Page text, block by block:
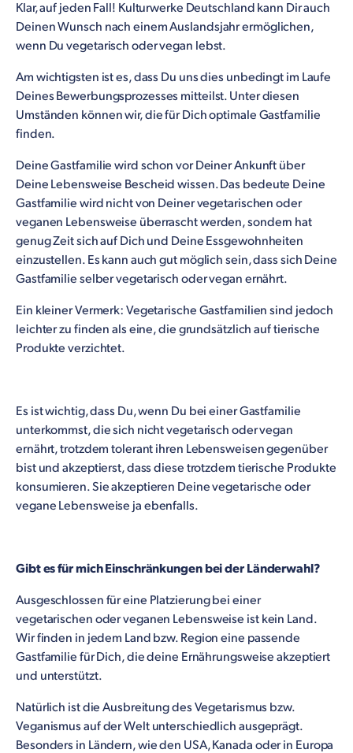
Klar, auf jeden Fall! Kulturwerke Deutschland kann Dir auch
Deinen Wunsch nach einem Auslandsjahr ermöglichen,
wenn Du vegetarisch oder vegan lebst.
Am wichtigsten ist es, dass Du uns dies unbedingt im Laufe
Deines Bewerbungsprozesses mitteilst. Unter diesen
Umständen können wir, die für Dich optimale Gastfamilie
finden.
Deine Gastfamilie wird schon vor Deiner Ankunft über
Deine Lebensweise Bescheid wissen. Das bedeute Deine
Gastfamilie wird nicht von Deiner vegetarischen oder
veganen Lebensweise überrascht werden, sondern hat
genug Zeit sich auf Dich und Deine Essgewohnheiten
einzustellen. Es kann auch gut möglich sein, dass sich Deine
Gastfamilie selber vegetarisch oder vegan ernährt.
Ein kleiner Vermerk: Vegetarische Gastfamilien sind jedoch
leichter zu finden als eine, die grundsätzlich auf tierische
Produkte verzichtet.
Es ist wichtig, dass Du, wenn Du bei einer Gastfamilie
unterkommst, die sich nicht vegetarisch oder vegan
ernährt, trotzdem tolerant ihren Lebensweisen gegenüber
bist und akzeptierst, dass diese trotzdem tierische Produkte
konsumieren. Sie akzeptieren Deine vegetarische oder
vegane Lebensweise ja ebenfalls.
Gibt es für mich Einschränkungen bei der Länderwahl?
Ausgeschlossen für eine Platzierung bei einer
vegetarischen oder veganen Lebensweise ist kein Land.
Wir finden in jedem Land bzw. Region eine passende
Gastfamilie für Dich, die deine Ernährungsweise akzeptiert
und unterstützt.
Natürlich ist die Ausbreitung des Vegetarismus bzw.
Veganismus auf der Welt unterschiedlich ausgeprägt.
Besonders in Ländern, wie den USA, Kanada oder in Europa